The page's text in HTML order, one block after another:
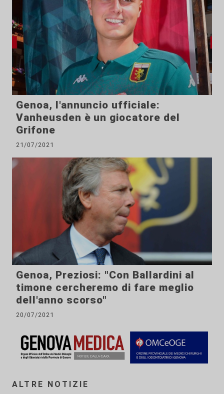
Genoa, l'annuncio ufficiale:
Vanheusden è un giocatore del
Grifone
21/07/2021
Genoa, Preziosi: "Con Ballardini al
timone cercheremo di fare meglio
dell'anno scorso"
20/07/2021
ALTRE NOTIZIE